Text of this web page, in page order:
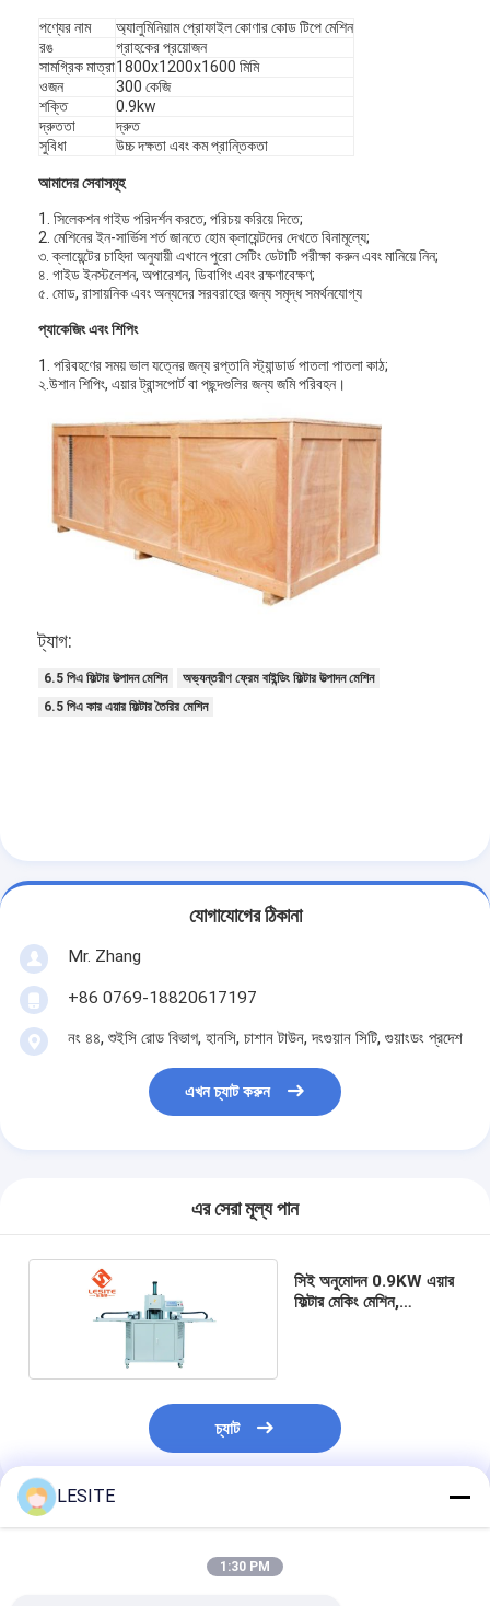
বাড়ি
পণ্য
আমাদের সাথে যোগাযোগ
এখন চ্যাট করুন
পণ্যের নাম
অ্যালুমিনিয়াম প্রোফাইল কোণার কোড টিপে মেশিন
রঙ
গ্রাহকের প্রয়োজন
সামগ্রিক মাত্রা1800x1200x1600 মিমি
ওজন
300 কেজি
শক্তি
0.9kw
দ্রুততা
দ্রুত
সুবিধা
উচ্চ দক্ষতা এবং কম প্রান্তিকতা
আমাদের সেবাসমূহ
1. সিলেকশন গাইড পরিদর্শন করতে, পরিচয় করিয়ে দিতে;
2. মেশিনের ইন-সার্ভিস শর্ত জানতে হোম ক্লায়েন্টদের দেখতে বিনামূল্যে;
৩. ক্লায়েন্টের চাহিদা অনুযায়ী এখানে পুরো সেটিং ডেটাটি পরীক্ষা করুন এবং মানিয়ে নিন;
৪. গাইড ইনস্টলেশন, অপারেশন, ডিবাগিং এবং রক্ষণাবেক্ষণ;
৫. মোড, রাসায়নিক এবং অন্যদের সরবরাহের জন্য সমৃদ্ধ সমর্থনযোগ্য
প্যাকেজিং এবং শিপিং
1. পরিবহণের সময় ভাল যত্নের জন্য রপ্তানি স্ট্যান্ডার্ড পাতলা পাতলা কাঠ;
২.উশান শিপিং, এয়ার ট্রান্সপোর্ট বা পছন্দগুলির জন্য জমি পরিবহন।
ট্যাগ:
6.5 পিএ ফিল্টার উত্পাদন মেশিন
অভ্যন্তরীণ ফ্রেম বাইন্ডিং ফিল্টার উত্পাদন মেশিন
6.5 পিএ কার এয়ার ফিল্টার তৈরির মেশিন
যোগাযোগের ঠিকানা
Mr. Zhang
+86 0769-18820617197
নং ৪৪, শুইসি রোড বিভাগ, হানসি, চাশান টাউন, দংগুয়ান সিটি, গুয়াংডং প্রদেশ
এখন চ্যাট করুন
এর সেরা মূল্য পান
সিই অনুমোদন 0.9KW এয়ার
ফিল্টার মেকিং মেশিন,
চ্যাট
প্রস্তাবিত পণ্য
LESITE
1:30 PM